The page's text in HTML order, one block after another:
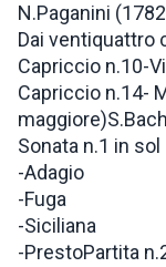
N.Paganini
Dai ventiquattro
Capriccio n.10-
Capriccio n.14-
Sonata n.1 in
-Adagio
-Fuga
-Siciliana
-PrestoPartita